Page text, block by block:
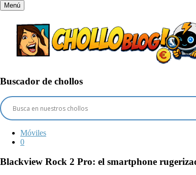
Menú
Buscador de chollos
Móviles
0
Blackview Rock 2 Pro: el smartphone